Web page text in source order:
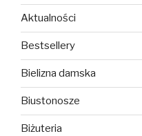
Aktualności
Bestsellery
Bielizna damska
Biustonosze
Biżuteria